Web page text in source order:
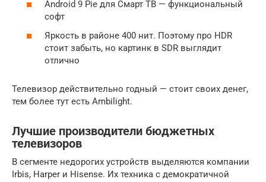
Android 9 Pie для Смарт ТВ — функциональный
софт
Яркость в районе 400 нит. Поэтому про HDR
стоит забыть, но картинк в SDR выглядит
отлично
Телевизор действительно годный — стоит своих денег,
тем более тут есть Ambilight.
Лучшие производители бюджетных
телевизоров
В сегменте недорогих устройств выделяются компании
Irbis, Harper и Hisense. Их техника с демократичной